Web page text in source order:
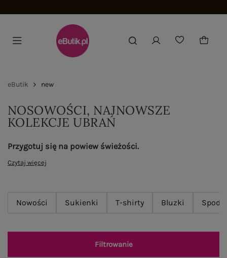
eButik new
NOSOWOŚCI, NAJNOWSZE
KOLEKCJE UBRAŃ
Przygotuj się na powiew świeżości.
Czytaj więcej
Nowości Sukienki T-shirty Bluzki
Filtrowanie